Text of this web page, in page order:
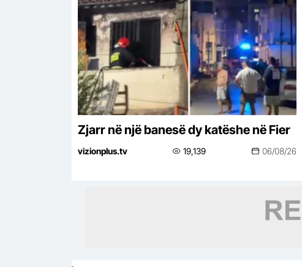
Zjarr në një banesë dy katëshe në Fier
vizionplus.tv 19,139 06/08/26